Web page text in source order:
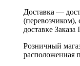
Доставка —
доставке
Розничный
расположенная